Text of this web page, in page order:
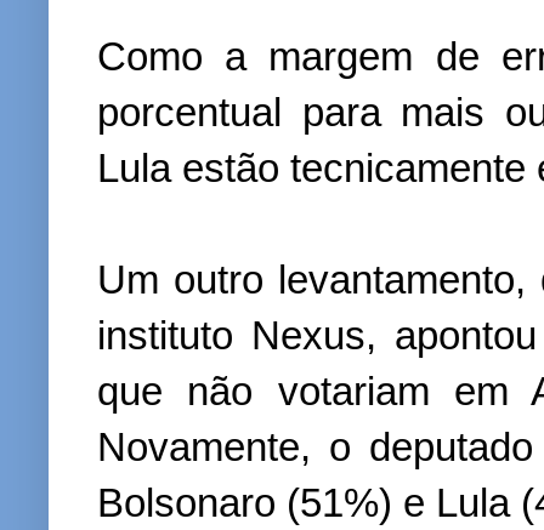
Como a margem de
porcentual para mais
Lula estão
Um outro
instituto Nexus,
que não votariam em
Novamente, o
Bolsonaro (51%) e Lula